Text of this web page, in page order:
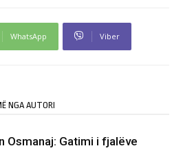
WhatsApp Viber
NGA AUTORI
Osmanaj: Gatimi i fjalëve